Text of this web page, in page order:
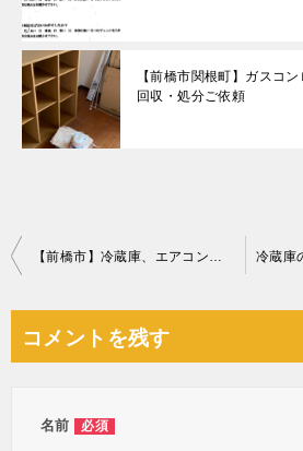
【前橋市関根町】ガスコ
回収・処分ご依頼
投
ビ
【前橋市】冷蔵庫、エアコン、洗濯機、食器棚、テレビ台等の回収
コメントを残す
名前 必須